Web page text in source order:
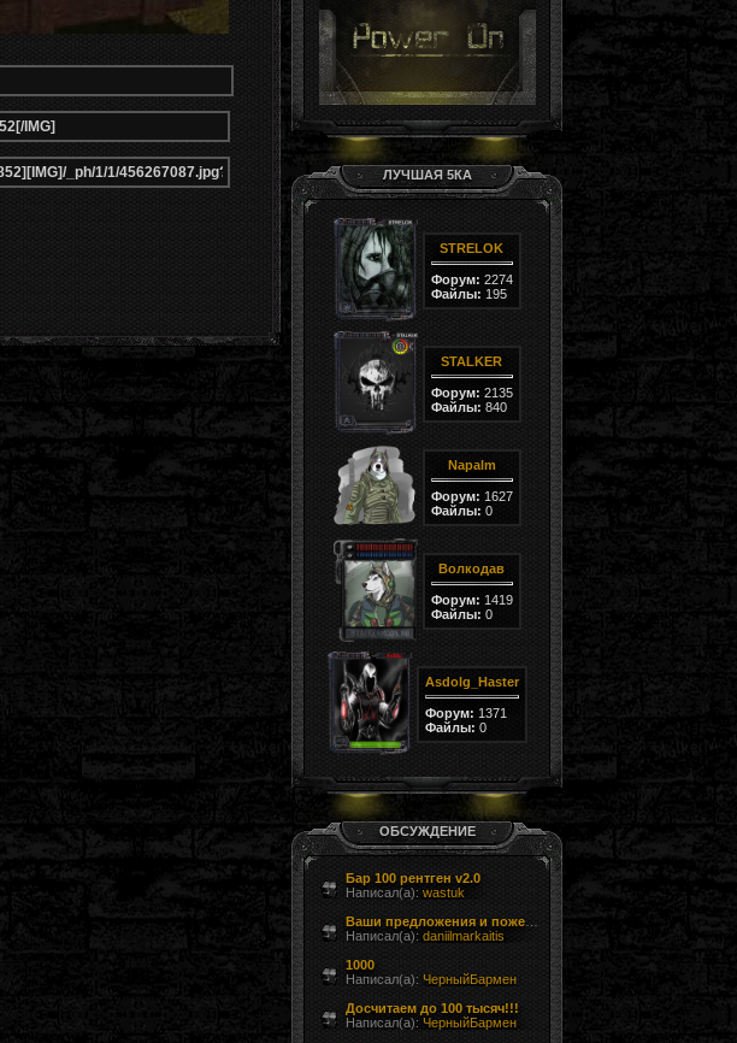
ЛУЧШАЯ 5КА
STRELOK
Форум: 2274
Файлы: 195
STALKER
Форум: 2135
Файлы: 840
Napalm
Форум: 1627
Файлы: 0
Волкодав
Форум: 1419
Файлы: 0
Asdolg_Haster
Форум: 1371
Файлы: 0
ОБСУЖДЕНИЕ
Бар 100 рентген v2.0
Написал(а): wastuk
Написал(а): daniilmarkaitis
1000
Написал(а): ЧерныйБармен
Досчитаем до 100 тысяч!!!
Написал(а): ЧерныйБармен